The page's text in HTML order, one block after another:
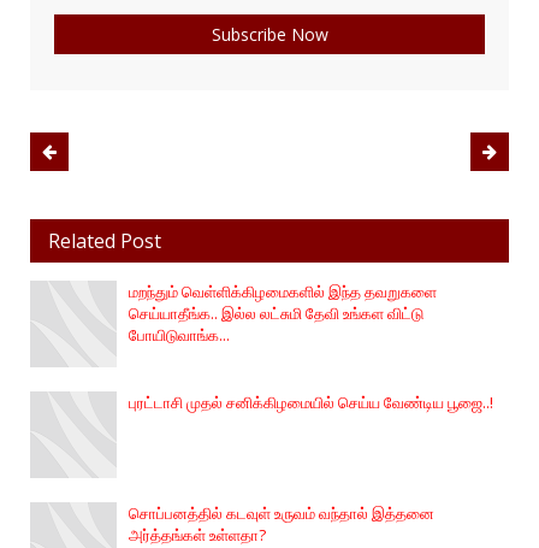
Related Post
மறந்தும் வெள்ளிக்கிழமைகளில் இந்த தவறுகளை
செய்யாதீங்க.. இல்ல லட்சுமி தேவி உங்கள விட்டு
போயிடுவாங்க...
புரட்டாசி முதல் சனிக்கிழமையில் செய்ய வேண்டிய பூஜை..!
சொப்பனத்தில் கடவுள் உருவம் வந்தால் இத்தனை
அர்த்தங்கள் உள்ளதா?